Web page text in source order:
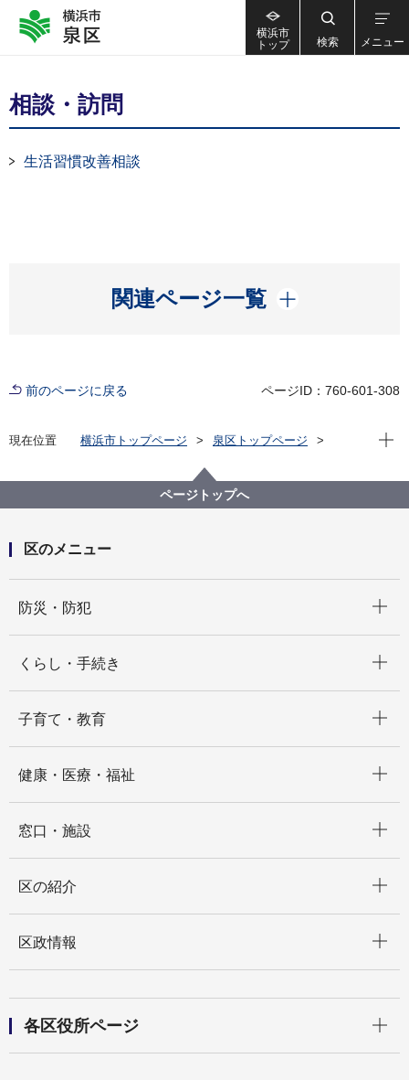
横浜市
トップ
検索 メニュー
相談・訪問
生活習慣改善相談
関連ページ一覧
開く
前のページに戻る ページID：760-601-308
現在位置 横浜市トップページ
泉区トップページ
現在
ページトップへ
区のメニュー
防災・防犯
くらし・手続き
子育て・教育
健康・医療・福祉
窓口・施設
区の紹介
区政情報
各区役所ページ